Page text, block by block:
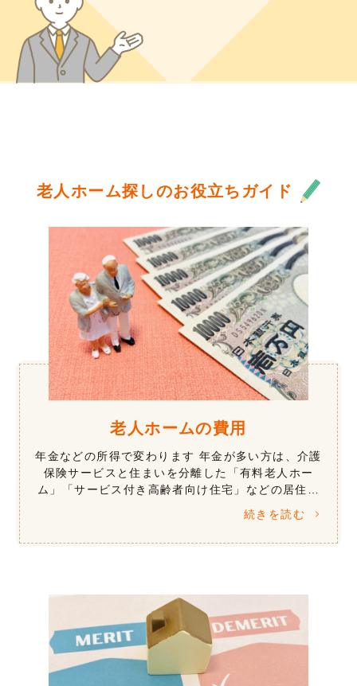
老人ホーム探しのお役立ちガイド
老人ホームの費用
年金などの所得で変わります 年金が多い方は、介護
保険サービスと住まいを分離した「有料老人ホー
ム」「サービス付き高齢者向け住宅」などの居住系
施設が向いています。年金が少ない方では、年金や
所得などにより、介護保険サービスにく […]
続きを読む